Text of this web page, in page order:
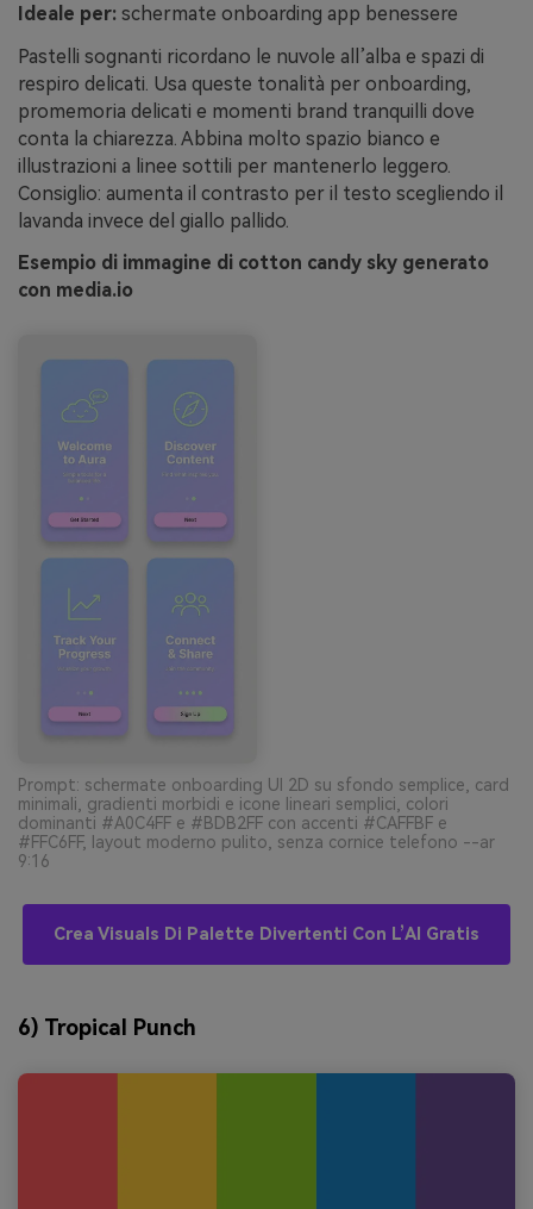
Ideale per: schermate onboarding app benessere
Pastelli sognanti ricordano le nuvole all’alba e spazi di
respiro delicati. Usa queste tonalità per onboarding,
promemoria delicati e momenti brand tranquilli dove
conta la chiarezza. Abbina molto spazio bianco e
illustrazioni a linee sottili per mantenerlo leggero.
Consiglio: aumenta il contrasto per il testo scegliendo il
lavanda invece del giallo pallido.
Esempio di immagine di cotton candy sky generato
con media.io
Prompt: schermate onboarding UI 2D su sfondo semplice, card
minimali, gradienti morbidi e icone lineari semplici, colori
dominanti #A0C4FF e #BDB2FF con accenti #CAFFBF e
#FFC6FF, layout moderno pulito, senza cornice telefono --ar
9:16
Crea Visuals Di Palette Divertenti Con L’AI Gratis
6) Tropical Punch